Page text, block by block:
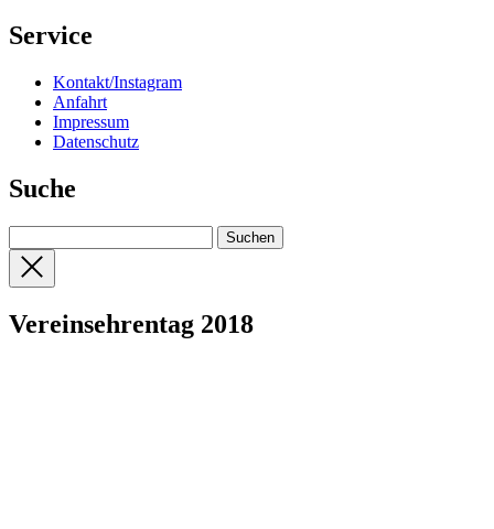
Service
Kontakt/Instagram
Anfahrt
Impressum
Datenschutz
Suche
Vereinsehrentag 2018